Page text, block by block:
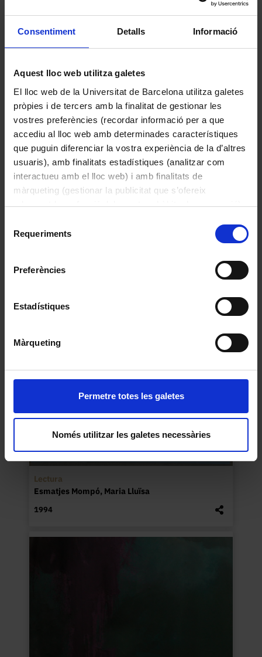
Consentiment Detalls Informació
Aquest lloc web utilitza galetes
El lloc web de la Universitat de Barcelona utilitza galetes
pròpies i de tercers amb la finalitat de gestionar les
vostres preferències (recordar informació per a que
accediu al lloc web amb determinades característiques
que puguin diferenciar la vostra experiència de la d’altres
usuaris), amb finalitats estadístiques (analitzar com
interactueu amb el lloc web) i amb finalitats de
màrqueting (gestionar la publicitat que s’ofereix
adequant-la en funció dels vostres hàbits de navegació).
consultar laPolítica de galetes del lloc web de la
Requeriments
Preferències
Estadístiques
Màrqueting
Permetre totes les galetes
Només utilitzar les galetes necessàries
Ballester Eixarch, Anna
Facultat de Belles Arts. Guia
Lectura
Esmatjes Mompó, Maria Lluïsa
1994